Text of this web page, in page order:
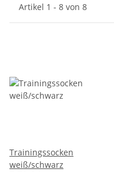
Artikel 1 - 8 von 8
Trainingssocken
weiß/schwarz